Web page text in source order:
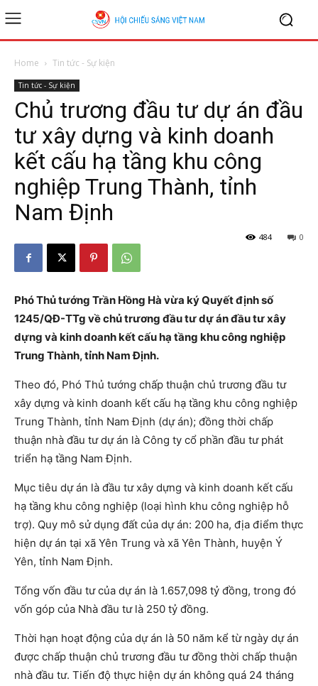
Home Tin tức - Sự kiện
Tin tức - Sự kiện
Chủ trương đầu tư dự án đầu
tư xây dựng và kinh doanh
kết cấu hạ tầng khu công
nghiệp Trung Thành, tỉnh
Nam Định
0
484
Phó Thủ tướng Trần Hồng Hà vừa ký Quyết định số
1245/QĐ-TTg về chủ trương đầu tư dự án đầu tư xây
dựng và kinh doanh kết cấu hạ tầng khu công nghiệp
Trung Thành, tỉnh Nam Định.
Theo đó, Phó Thủ tướng chấp thuận chủ trương đầu tư
xây dựng và kinh doanh kết cấu hạ tầng khu công nghiệp
Trung Thành, tỉnh Nam Định (dự án); đồng thời chấp
thuận nhà đầu tư dự án là Công ty cổ phần đầu tư phát
triển hạ tầng Nam Định.
Mục tiêu dự án là đầu tư xây dựng và kinh doanh kết cấu
hạ tầng khu công nghiệp (loại hình khu công nghiệp hỗ
trợ). Quy mô sử dụng đất của dự án: 200 ha, địa điểm thực
hiện dự án tại xã Yên Trung và xã Yên Thành, huyện Ý
Yên, tỉnh Nam Định.
Tổng vốn đầu tư của dự án là 1.657,098 tỷ đồng, trong đó
vốn góp của Nhà đầu tư là 250 tỷ đồng.
Thời hạn hoạt động của dự án là 50 năm kể từ ngày dự án
được chấp thuận chủ trương đầu tư đồng thời chấp thuận
nhà đầu tư. Tiến độ thực hiện dự án không quá 24 tháng